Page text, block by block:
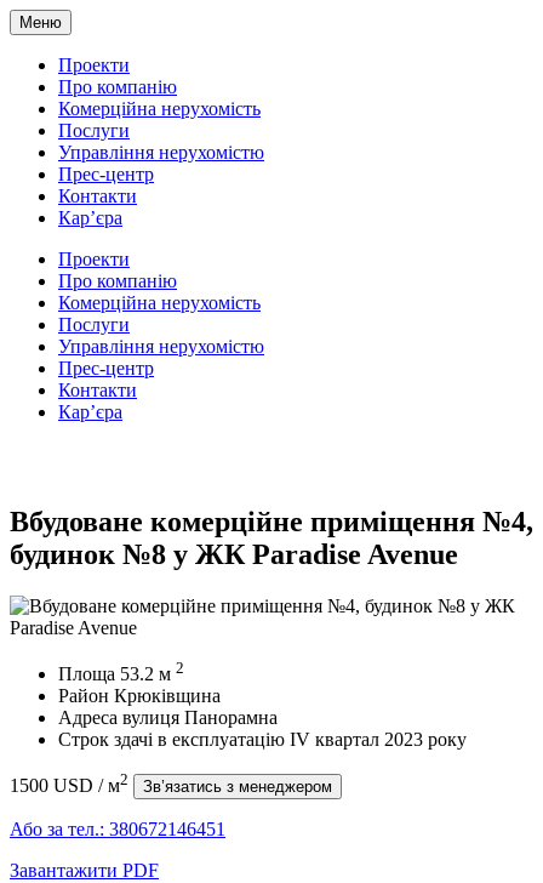
Меню
Проекти
Про компанію
Комерційна нерухомість
Послуги
Управління нерухомістю
Прес-центр
Контакти
Кар’єра
Проекти
Про компанію
Комерційна нерухомість
Послуги
Управління нерухомістю
Прес-центр
Контакти
Кар’єра
Вбудоване комерційне приміщення №4,
будинок №8 у ЖК Paradise Avenue
Площа 53.2 м 2
Район Крюківщина
Адреса вулиця Панорамна
Строк здачі в експлуатацію IV квартал 2023 року
1500 USD / м2 Зв’язатись з менеджером
Або за тел.: 380672146451
Завантажити PDF